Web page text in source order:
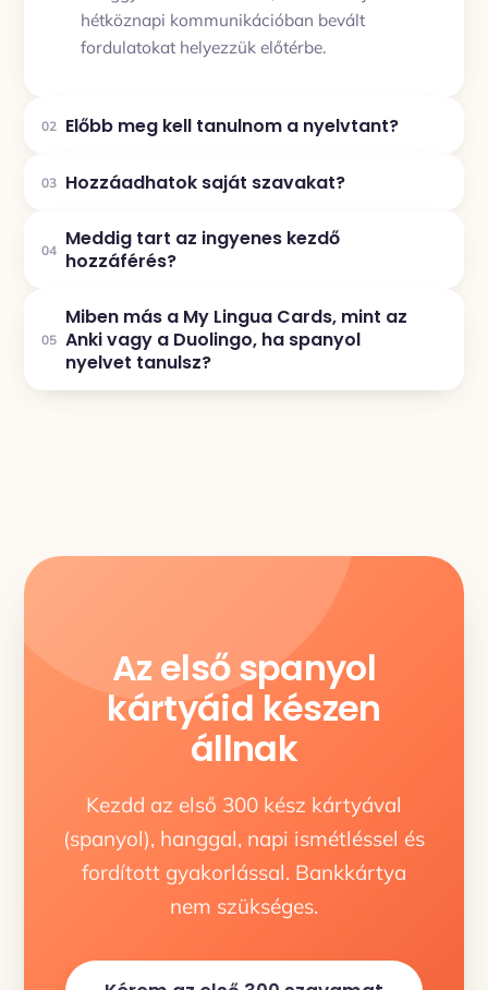
hétköznapi kommunikációban bevált
fordulatokat helyezzük előtérbe.
02 Előbb meg kell tanulnom a nyelvtant?
03 Hozzáadhatok saját szavakat?
04 Meddig tart az ingyenes kezdő
hozzáférés?
05
Miben más a My Lingua Cards, mint az
Anki vagy a Duolingo, ha spanyol
nyelvet tanulsz?
Az első spanyol
kártyáid készen
állnak
Kezdd az első 300 kész kártyával
(spanyol), hanggal, napi ismétléssel és
fordított gyakorlással. Bankkártya
nem szükséges.